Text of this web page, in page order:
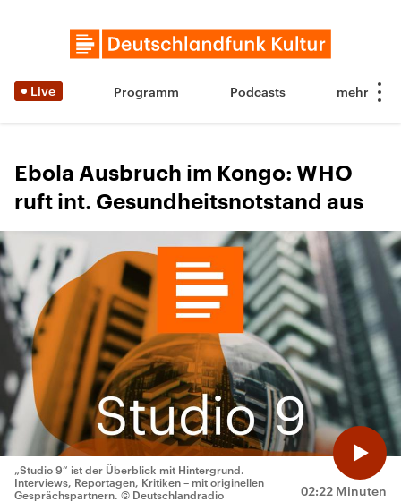
Live Programm Podcasts
Ebola Ausbruch im Kongo: WHO
ruft int. Gesundheitsnotstand aus
02:22 Minuten
„Studio 9“ ist der Überblick mit Hintergrund.
Interviews, Reportagen, Kritiken – mit originellen
Gesprächspartnern. © Deutschlandradio